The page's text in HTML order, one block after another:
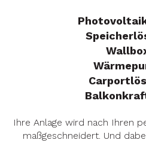
Ihre Anlage wird nach Ihren
maßgeschneidert. Und